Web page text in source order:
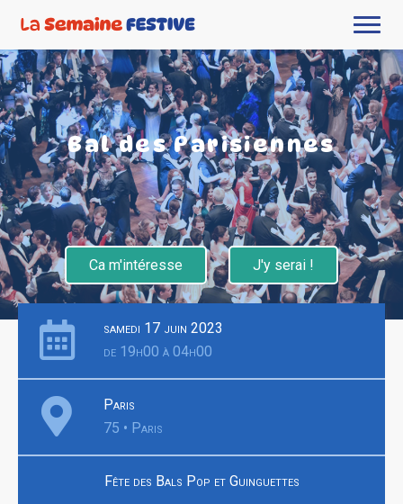
Bal des Parisiennes
Ca m'intéresse J'y serai !
samedi 17 juin 2023
de 19h00 à 04h00
Paris
75 • Paris
Fête des Bals Pop et Guinguettes